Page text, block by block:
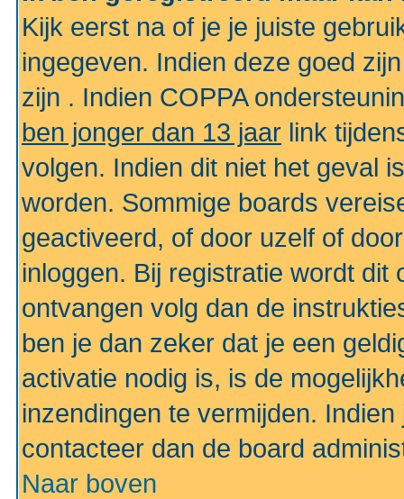
Kijk eerst na of je je juiste
ingegeven. Indien deze goed
zijn . Indien COPPA
ben jonger dan 13 jaar link
volgen. Indien dit niet het geval
worden. Sommige boards
geactiveerd, of door uzelf of
inloggen. Bij registratie wordt dit
ontvangen volg dan de
ben je dan zeker dat je een
activatie nodig is, is de
inzendingen te vermijden.
contacteer dan de board
Naar boven